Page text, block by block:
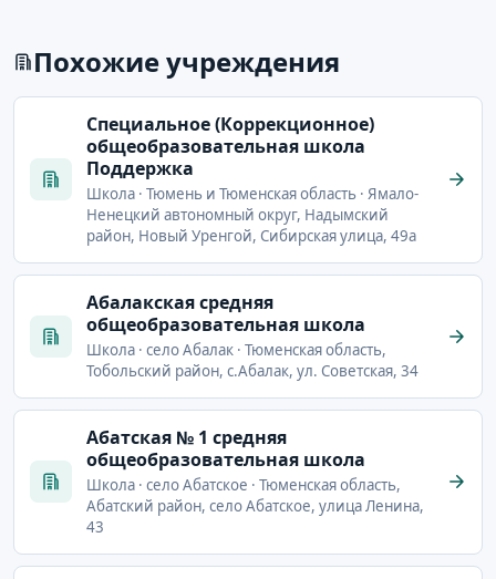
Похожие учреждения
Cпециальное (Коррекционное)
общеобразовательная школа
Поддержка
Школа · Тюмень и Тюменская область · Ямало-
Ненецкий автономный округ, Надымский
район, Новый Уренгой, Сибирская улица, 49а
Абалакская средняя
общеобразовательная школа
Школа · село Абалак · Тюменская область,
Тобольский район, с.Абалак, ул. Советская, 34
Абатская № 1 средняя
общеобразовательная школа
Школа · село Абатское · Тюменская область,
Абатский район, село Абатское, улица Ленина,
43